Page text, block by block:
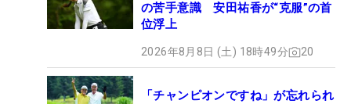
の苦手意識 安田祐香が“克服”の首
位浮上
2026年8月8日 (土) 18時49分 20
「チャンピオンですね」が忘れられ